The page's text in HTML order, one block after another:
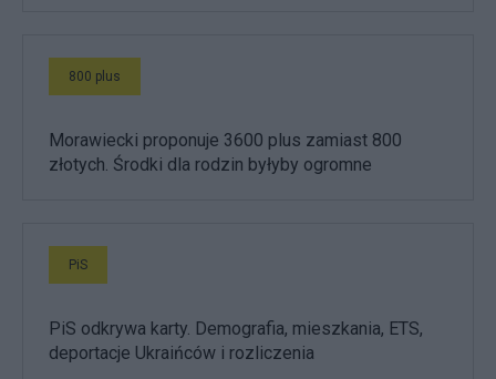
800 plus
Morawiecki proponuje 3600 plus zamiast 800
złotych. Środki dla rodzin byłyby ogromne
PiS
PiS odkrywa karty. Demografia, mieszkania, ETS,
deportacje Ukraińców i rozliczenia